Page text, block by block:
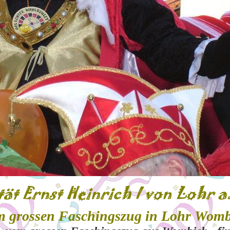
grossen Faschingszug in Lohr